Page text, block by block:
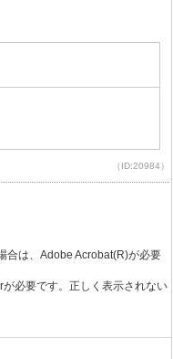
（ID:20984）
合は、Adobe Acrobat(R)が必要
必要です。正しく表示されない